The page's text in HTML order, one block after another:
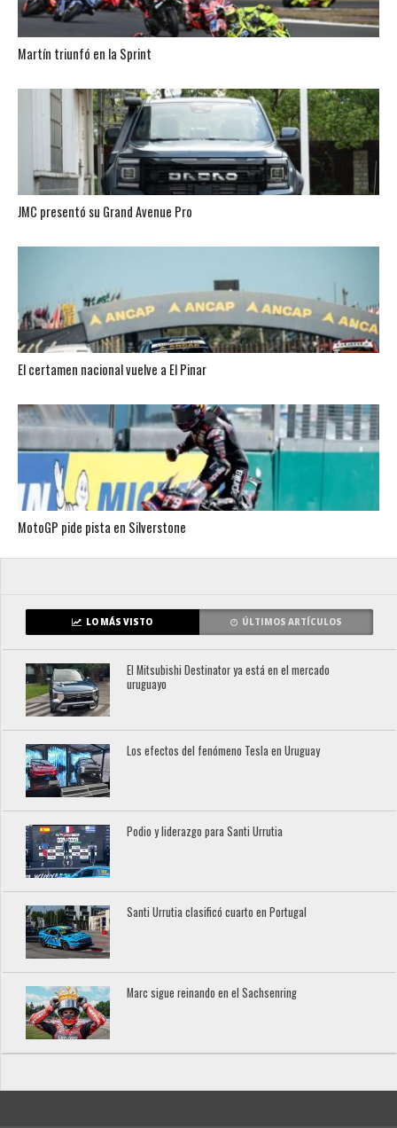
Martín triunfó en la Sprint
JMC presentó su Grand Avenue Pro
El certamen nacional vuelve a El Pinar
MotoGP pide pista en Silverstone
LO MÁS VISTO ÚLTIMOS ARTÍCULOS
El Mitsubishi Destinator ya está en el mercado
uruguayo
Los efectos del fenómeno Tesla en Uruguay
Podio y liderazgo para Santi Urrutia
Santi Urrutia clasificó cuarto en Portugal
Marc sigue reinando en el Sachsenring